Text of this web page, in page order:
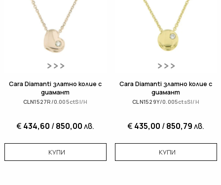
Cara Diamanti златно колие с
диамант
CLN1527R/0.005ctSI/H
€ 434,60 /850,00лв.
КУПИ
Cara Diamanti златно колие с
диамант
CLN1529Y/0.005ctsSI/H
€ 435,00 /850,79лв.
КУПИ